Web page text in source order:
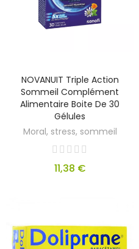
NOVANUIT Triple Action
Sommeil Complément
Alimentaire Boite De 30
Gélules
Moral, stress, sommeil
11,38 €